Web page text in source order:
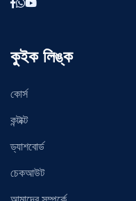
কুইক লিঙ্ক
কোর্স
কন্টাক্ট
ড্যাশবোর্ড
চেকআউট